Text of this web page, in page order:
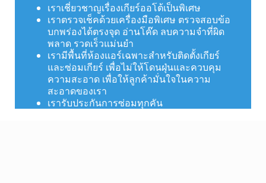
เราเชี่ยวชาญเรื่องเกียร์ออโต้เป็นพิเศษ
เราตรวจเช็คด้วยเครื่องมือพิเศษ ตรวจสอบข้อ
บกพร่องได้ตรงจุด อ่านโค๊ด ลบความจำที่ผิด
พลาด รวดเร็วแม่นยำ
เรามีพื้นที่ห้องแอร์เฉพาะสำหรับติดตั้งเกียร์
และซ่อมเกียร์ เพื่อไม่ให้โดนฝุ่นและควบคุม
ความสะอาด เพื่อให้ลูกค้ามั่นใจในความ
สะอาดของเรา
เรารับประกันการซ่อมทุกคัน